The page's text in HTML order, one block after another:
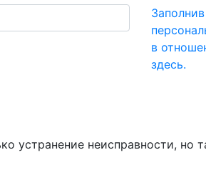
в
здесь.
устранение неисправности, но